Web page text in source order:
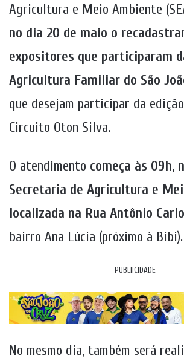
Agricultura e Meio Ambiente
no dia 20 de maio o
expositores que participaram
Agricultura Familiar do São
que desejam participar da
Circuito Oton Silva.
O atendimento começa às 09h,
Secretaria de Agricultura e
localizada na Rua Antônio
bairro Ana Lúcia (próximo à Bibi).
PUBLIICIDADE
No mesmo dia, também será